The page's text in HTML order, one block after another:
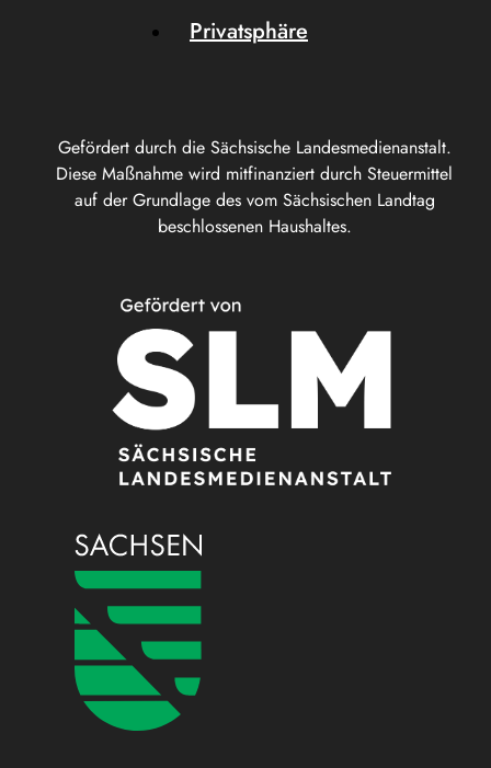
Gefördert durch die Sächsische Landesmedienanstalt.
Diese Maßnahme wird mitfinanziert durch Steuermittel
auf der Grundlage des vom Sächsischen Landtag
beschlossenen Haushaltes.
Privatsphäre